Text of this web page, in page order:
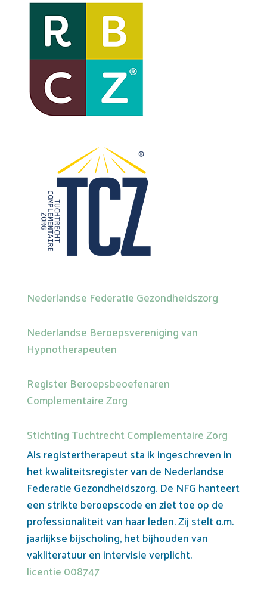
Nederlandse Federatie Gezondheidszorg
Nederlandse Beroepsvereniging van
Hypnotherapeuten
Register Beroepsbeoefenaren
Complementaire Zorg
Stichting Tuchtrecht Complementaire Zorg
Als registertherapeut sta ik ingeschreven in
het kwaliteitsregister van de Nederlandse
Federatie Gezondheidszorg. De NFG hanteert
een strikte beroepscode en ziet toe op de
professionaliteit van haar leden. Zij stelt o.m.
jaarlijkse bijscholing, het bijhouden van
vakliteratuur en intervisie verplicht.
licentie 008747